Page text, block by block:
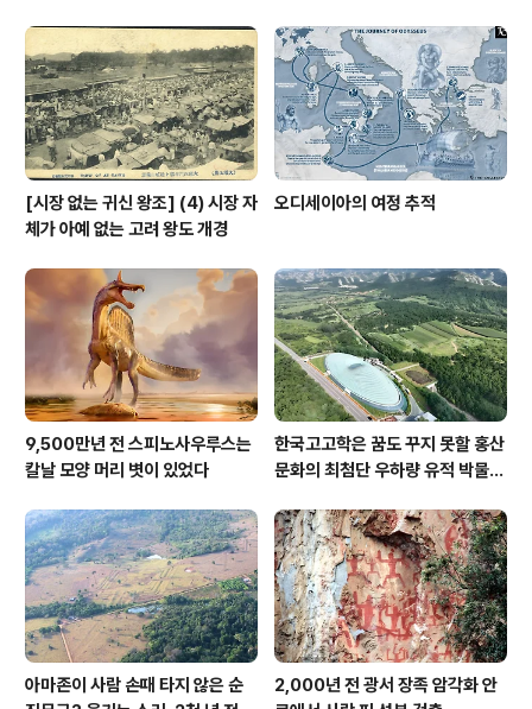
[시장 없는 귀신 왕조] (4) 시장 자
체가 아예 없는 고려 왕도 개경
오디세이아의 여정 추적
9,500만년 전 스피노사우루스는
칼날 모양 머리 볏이 있었다
한국고고학은 꿈도 꾸지 못할 홍산
문화의 최첨단 우하량 유적 박물관
아마존이 사람 손때 타지 않은 순
2,000년 전 광서 장족 암각화 안